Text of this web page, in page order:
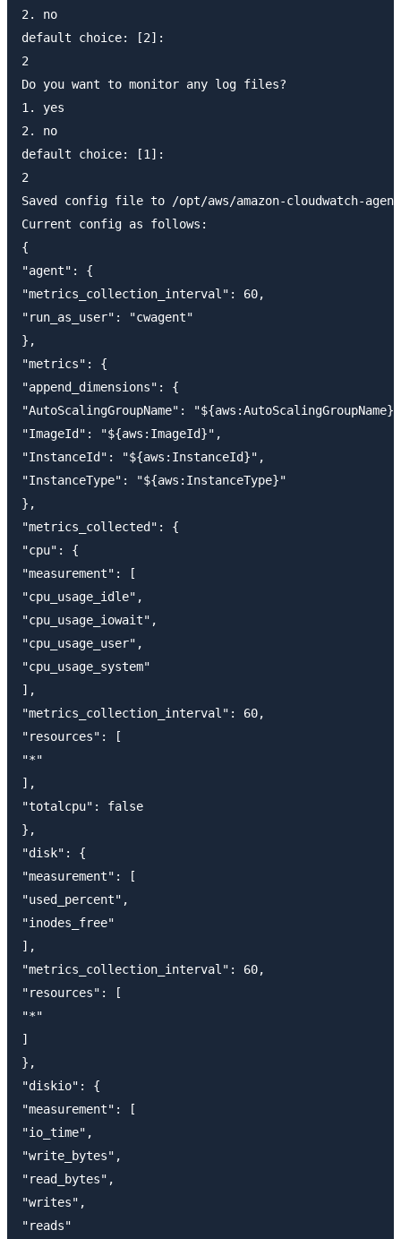
2. no
default choice: [2]:
2
Do you want to monitor any log files?
1. yes
2. no
default choice: [1]:
2
Saved config file to /opt/aws/amazon-cloudwatch-
Current config as follows:
{
"agent": {
"metrics_collection_interval": 60,
"run_as_user": "cwagent"
},
"metrics": {
"append_dimensions": {
"AutoScalingGroupName":
"ImageId": "${aws:ImageId}",
"InstanceId": "${aws:InstanceId}",
"InstanceType": "${aws:InstanceType}"
},
"metrics_collected": {
"cpu": {
"measurement": [
"cpu_usage_idle",
"cpu_usage_iowait",
"cpu_usage_user",
"cpu_usage_system"
],
"metrics_collection_interval": 60,
"resources": [
"*"
],
"totalcpu": false
},
"disk": {
"measurement": [
"used_percent",
"inodes_free"
],
"metrics_collection_interval": 60,
"resources": [
"*"
]
},
"diskio": {
"measurement": [
"io_time",
"write_bytes",
"read_bytes",
"writes",
"reads"